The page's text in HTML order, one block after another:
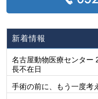
新着情報
名古屋動物医療センター
長不在日
手術の前に、もう一度考